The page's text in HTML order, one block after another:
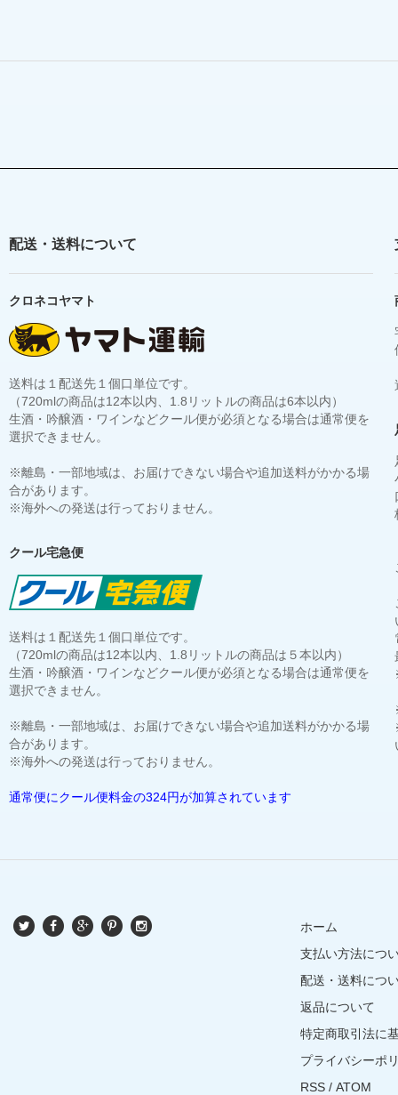
配送・送料について
クロネコヤマト
送料は１配送先１個口単位です。
（720mlの商品は12本以内、1.8リットルの商品は6本以内）
生酒・吟醸酒・ワインなどクール便が必須となる場合は通常便を
選択できません。
※離島・一部地域は、お届けできない場合や追加送料がかかる場
合があります。
※海外への発送は行っておりません。
クール宅急便
送料は１配送先１個口単位です。
（720mlの商品は12本以内、1.8リットルの商品は５本以内）
生酒・吟醸酒・ワインなどクール便が必須となる場合は通常便を
選択できません。
※離島・一部地域は、お届けできない場合や追加送料がかかる場
合があります。
※海外への発送は行っておりません。
通常便にクール便料金の324円が加算されています
ホーム
支払い方法につ
配送・送料につ
返品について
特定商取引法に
プライバシーポ
RSS / ATOM